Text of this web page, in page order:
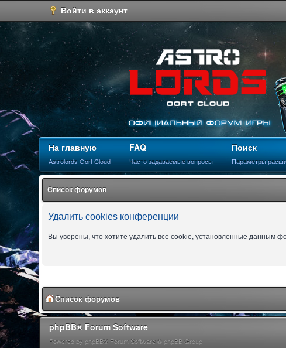
Войти в аккаунт
На главную
Astrolords Oort Cloud
FAQ
Часто задаваемые вопросы
Поиск
Параметры
Список форумов
Удалить cookies конференции
Вы уверены, что хотите удалить все cookie, установленные данным
Список форумов
phpBB® Forum Software
Powered by phpBB® Forum Software © phpBB Group